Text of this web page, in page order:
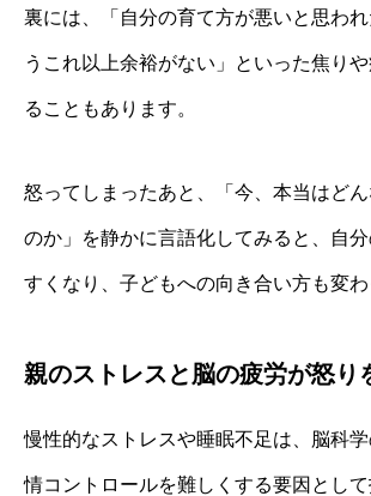
裏には、「自分の育て方が悪いと思わ
うこれ以上余裕がない」といった焦り
ることもあります。
怒ってしまったあと、「今、本当はど
のか」を静かに言語化してみると、自
すくなり、子どもへの向き合い方も変わ
親のストレスと脳の疲労が怒り
慢性的なストレスや睡眠不足は、脳科
情コントロールを難しくする要因とし